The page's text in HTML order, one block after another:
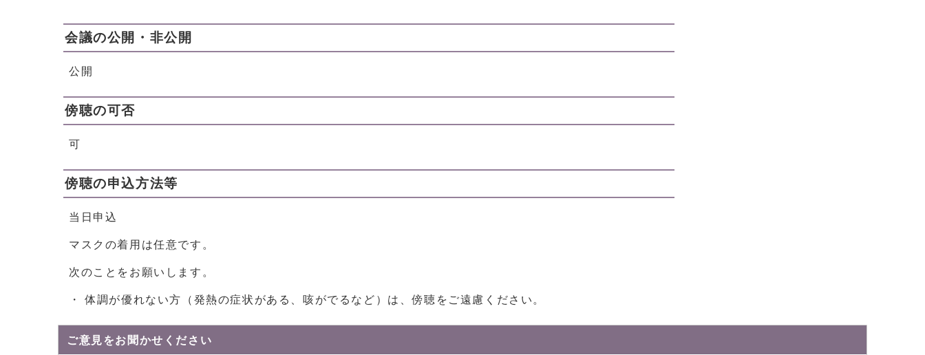
会議の公開・非公開
公開
傍聴の可否
可
傍聴の申込方法等
当日申込
マスクの着用は任意です。
次のことをお願いします。
・ 体調が優れない方（発熱の症状がある、咳がでるなど）は、傍聴をご遠慮ください。
ご意見をお聞かせください